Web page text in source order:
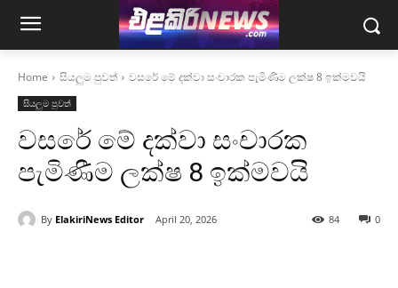
Home සියලුම පුවත් වසරේ මේ දක්වා සංචාරක පැමිණීම ලක්ෂ 8 ඉක්මවයි
සියලුම පුවත්
වසරේ මේ දක්වා සංචාරක
පැමිණීම ලක්ෂ 8 ඉක්මවයි
By ElakiriNews Editor April 20, 2026 0
84